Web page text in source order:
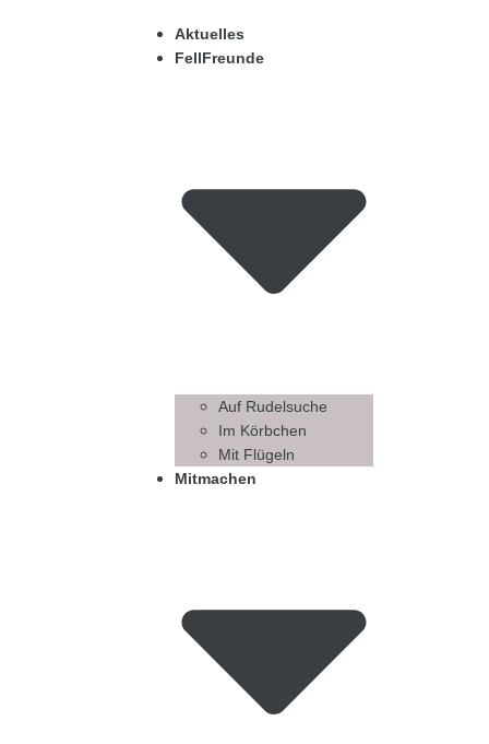
Aktuelles
FellFreunde
Auf Rudelsuche
Im Körbchen
Mit Flügeln
Mitmachen